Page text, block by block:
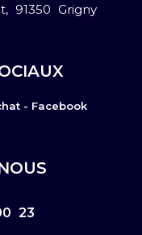
91350 Grigny
- Facebook
23